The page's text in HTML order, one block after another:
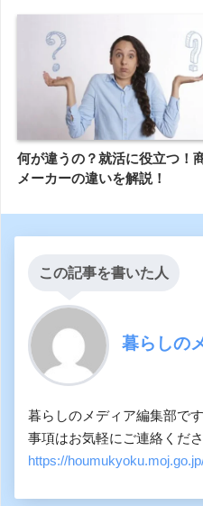
何が違うの？就活に役立つ！
メーカーの違いを解説！
この記事を書いた人
暮らしの
暮らしのメディア編集部で
事項はお気軽にご連絡くだ
https://